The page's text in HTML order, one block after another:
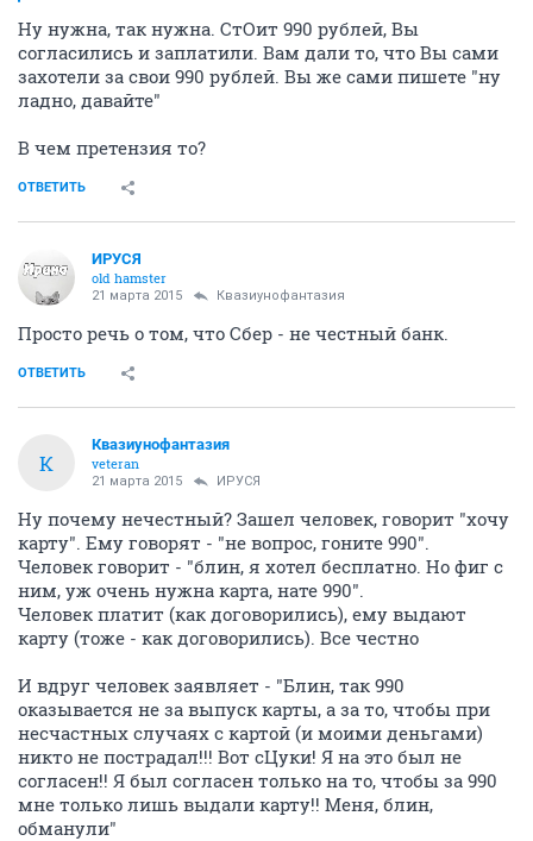
Ну нужна, так нужна. СтОит 990 рублей, Вы
согласились и заплатили. Вам дали то, что Вы сами
захотели за свои 990 рублей. Вы же сами пишете "ну
ладно, давайте"
В чем претензия то?
ОТВЕТИТЬ
ИРУСЯ
old hamster
21 марта 2015 Квазиунофантазия
Просто речь о том, что Сбер - не честный банк.
ОТВЕТИТЬ
К
Квазиунофантазия
veteran
21 марта 2015 ИРУСЯ
Ну почему нечестный? Зашел человек, говорит "хочу
карту". Ему говорят - "не вопрос, гоните 990".
Человек говорит - "блин, я хотел бесплатно. Но фиг с
ним, уж очень нужна карта, нате 990".
Человек платит (как договорились), ему выдают
карту (тоже - как договорились). Все честно
И вдруг человек заявляет - "Блин, так 990
оказывается не за выпуск карты, а за то, чтобы при
несчастных случаях с картой (и моими деньгами)
никто не пострадал!!! Вот сЦуки! Я на это был не
согласен!! Я был согласен только на то, чтобы за 990
мне только лишь выдали карту!! Меня, блин,
обманули"